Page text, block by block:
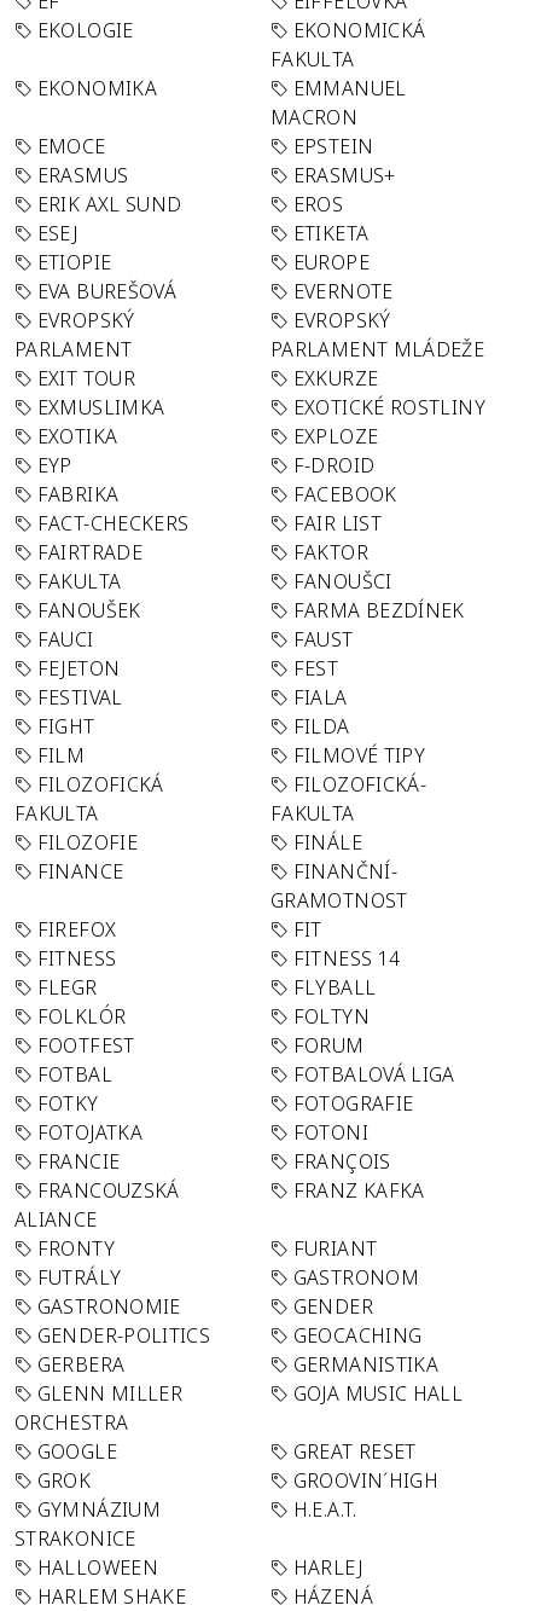
EKOLOGIE
EKONOMICKÁ
FAKULTA
EKONOMIKA
EMMANUEL
MACRON
EMOCE
EPSTEIN
ERASMUS
ERASMUS+
ERIK AXL SUND
EROS
ESEJ
ETIKETA
ETIOPIE
EUROPE
EVA BUREŠOVÁ
EVERNOTE
EVROPSKÝ
PARLAMENT
EVROPSKÝ
PARLAMENT MLÁDEŽE
EXIT TOUR
EXKURZE
EXMUSLIMKA
EXOTICKÉ ROSTLINY
EXOTIKA
EXPLOZE
EYP
F-DROID
FABRIKA
FACEBOOK
FACT-CHECKERS
FAIR LIST
FAIRTRADE
FAKTOR
FAKULTA
FANOUŠCI
FANOUŠEK
FARMA BEZDÍNEK
FAUCI
FAUST
FEJETON
FEST
FESTIVAL
FIALA
FIGHT
FILDA
FILM
FILMOVÉ TIPY
FILOZOFICKÁ
FAKULTA
FILOZOFICKÁ-
FAKULTA
FILOZOFIE
FINÁLE
FINANCE
FINANČNÍ-
GRAMOTNOST
FIREFOX
FIT
FITNESS
FITNESS 14
FLEGR
FLYBALL
FOLKLÓR
FOLTYN
FOOTFEST
FORUM
FOTBAL
FOTBALOVÁ LIGA
FOTKY
FOTOGRAFIE
FOTOJATKA
FOTONI
FRANCIE
FRANÇOIS
FRANCOUZSKÁ
ALIANCE
FRANZ KAFKA
FRONTY
FURIANT
FUTRÁLY
GASTRONOM
GASTRONOMIE
GENDER
GENDER-POLITICS
GEOCACHING
GERBERA
GERMANISTIKA
GLENN MILLER
ORCHESTRA
GOJA MUSIC HALL
GOOGLE
GREAT RESET
GROK
GROOVIN´HIGH
GYMNÁZIUM
STRAKONICE
H.E.A.T.
HALLOWEEN
HARLEJ
HARLEM SHAKE
HÁZENÁ